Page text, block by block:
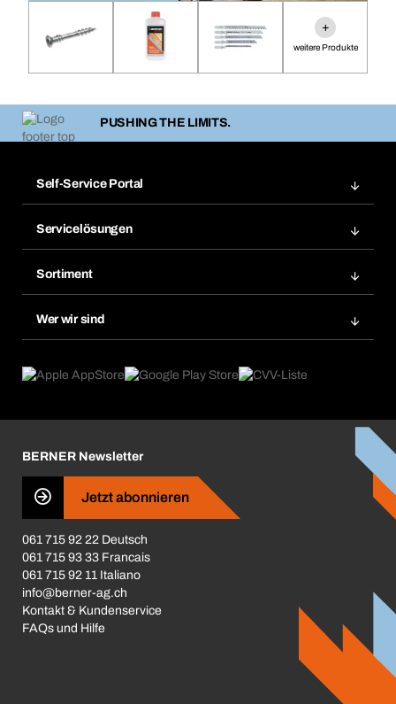
+
weitere Produkte
PUSHING THE LIMITS.
Self-Service Portal
Merklisten
Nachbestellung
Dauerauftrag
Servicelösungen
Gefahrenstoffdatenbank
eProcurement
Produktfinder
Sortiment
Wer wir sind
Was uns antreibt
Business Conduct
BERNER Newsletter
Jetzt abonnieren
061 715 92 22 Deutsch
061 715 93 33 Francais
061 715 92 11 Italiano
info@berner-ag.ch
Kontakt & Kundenservice
FAQs und Hilfe